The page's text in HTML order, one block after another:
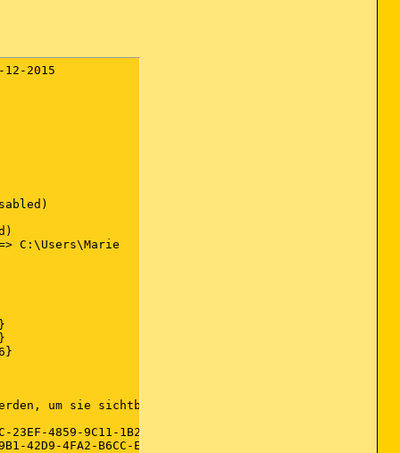
Corporation)
Microsoft Visual C++ 2008 Redistributable - x86 9.0.30729.17 (HKLM-x32\...\{9A25302D-30C0-39D9-BD6F-21E6EC160475}) (Version: 9.0.30729 - Microsoft Corporation)
Microsoft Visual C++ 2008 Redistributable - x86 9.0.30729.4148 (HKLM-x32\...\{1F1C2DFC-2D24-3E06-BCB8-725134ADF989}) (Version: 9.0.30729.4148 - Microsoft Corporation)
Microsoft Visual C++ 2008 Redistributable - x86 9.0.30729.6161 (HKLM-x32\...\{9BE518E6-ECC6-35A9-88E4-87755C07200F}) (Version: 9.0.30729.6161 - Microsoft Corporation)
Microsoft Visual C++ 2010  x64 Redistributable - 10.0.40219 (HKLM\...\{1D8E6291-B0D5-35EC-8441-6616F567A0F7}) (Version: 10.0.40219 - Microsoft Corporation)
Microsoft Visual C++ 2010  x86 Redistributable - 10.0.40219 (HKLM-x32\...\{F0C3E5D1-1ADE-321E-8167-68EF0DE699A5}) (Version: 10.0.40219 - Microsoft Corpor